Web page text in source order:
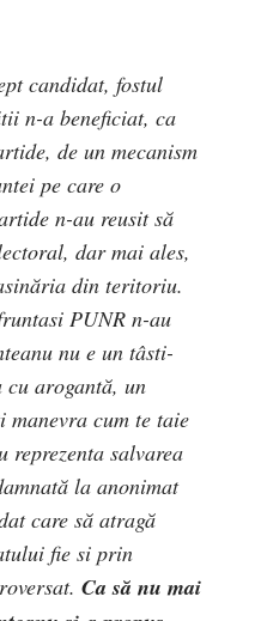
candidat, fostul
n-a beneficiat, ca
de un mecanism
pe care o
n-au reusit să
dar mai ales,
din teritoriu.
PUNR n-au
nu e un tâsti-
arogantă, un
manevra cum te taie
salvarea
la anonimat
care să atragă
fie si prin
Ca să nu mai